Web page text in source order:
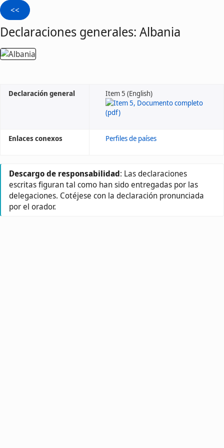
Declaraciones generales: Albania
Declaración general Item 5 (English)
Enlaces conexos Perfiles de países
Descargo de responsabilidad: Las declaraciones
escritas figuran tal como han sido entregadas por las
delegaciones. Cotéjese con la declaración pronunciada
por el orador.